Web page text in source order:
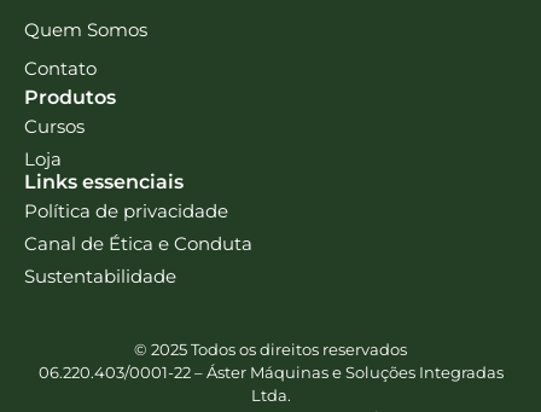
Quem Somos
Contato
Produtos
Cursos
Loja
Links essenciais
Política de privacidade
Canal de Ética e Conduta
Sustentabilidade
© 2025 Todos os direitos reservados
06.220.403/0001-22 – Áster Máquinas e Soluções Integradas
Ltda.